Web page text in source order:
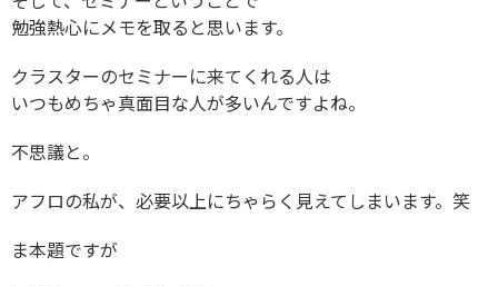
勉強熱心にメモを取ると思います。
クラスターのセミナーに来てくれる人は
いつもめちゃ真面目な人が多いんですよね。
不思議と。
アフロの私が、必要以上にちゃらく見えてしまいます。笑
ま本題ですが